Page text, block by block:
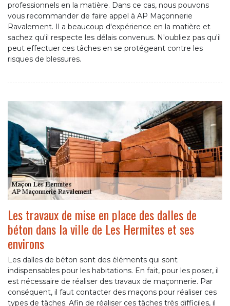
professionnels en la matière. Dans ce cas, nous pouvons
vous recommander de faire appel à AP Maçonnerie
Ravalement. Il a beaucoup d'expérience en la matière et
sachez qu'il respecte les délais convenus. N'oubliez pas qu'il
peut effectuer ces tâches en se protégeant contre les
risques de blessures.
Les travaux de mise en place des dalles de
béton dans la ville de Les Hermites et ses
environs
Les dalles de béton sont des éléments qui sont
indispensables pour les habitations. En fait, pour les poser, il
est nécessaire de réaliser des travaux de maçonnerie. Par
conséquent, il faut contacter des maçons pour réaliser ces
types de tâches. Afin de réaliser ces tâches très difficiles, il